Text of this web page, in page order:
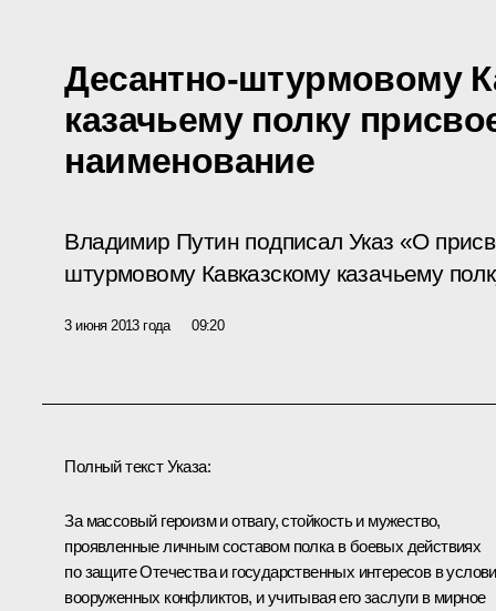
Десантно-штурмовому
казачьему полку
наименование
Владимир Путин подписал Указ «О
штурмовому Кавказскому казачьему
3 июня 2013 года 09:20
Полный текст Указа:
За массовый героизм и отвагу, стойкость и мужество,
проявленные личным составом полка в боевых действиях
по защите Отечества и государственных интересов в
вооруженных конфликтов, и учитывая его заслуги в мирное